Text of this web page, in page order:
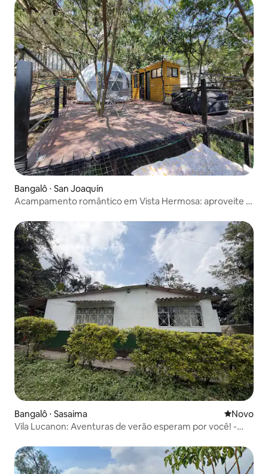
Bangalô ⋅ San Joaquín
Acampamento romântico em Vista Hermosa: aproveite a
Bangalô ⋅ Sasaima Novo
Novo
Vila Lucanon: Aventuras de verão esperam por você! -